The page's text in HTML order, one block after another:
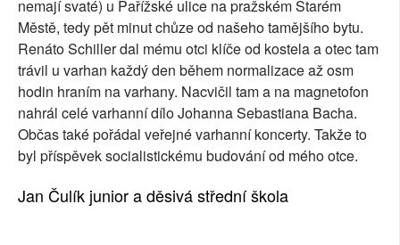
nemají svaté) u Pařížské ulice na pražském Starém
Městě, tedy pět minut chůze od našeho tamějšího bytu.
Renáto Schiller dal mému otci klíče od kostela a otec tam
trávil u varhan každý den během normalizace až osm
hodin hraním na varhany. Nacvičil tam a na magnetofon
nahrál celé varhanní dílo Johanna Sebastiana Bacha.
Občas také pořádal veřejné varhanní koncerty. Takže to
byl příspěvek socialistickému budování od mého otce.
Jan Čulík junior a děsivá střední škola